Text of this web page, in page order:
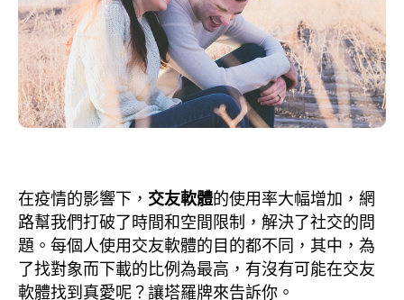
在疫情的影響下， 交友軟體的使用率大幅增加，網
路幫我們打破了時間和空間限制，解決了社交的問
題。每個人使用交友軟體的目的都不同，其中，為
了找對象而下載的比例為最高，有沒有可能在交友
軟體找到真愛呢？讓塔羅牌來告訴你。